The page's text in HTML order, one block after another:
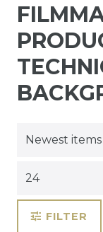
FILTER